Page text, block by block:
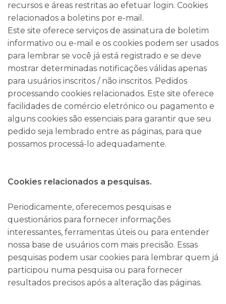
recursos e áreas restritas ao efetuar login. Cookies
relacionados a boletins por e-mail.
Este site oferece serviços de assinatura de boletim
informativo ou e-mail e os cookies podem ser usados
para lembrar se você já está registrado e se deve
mostrar determinadas notificações válidas apenas
para usuários inscritos / não inscritos. Pedidos
processando cookies relacionados. Este site oferece
facilidades de comércio eletrónico ou pagamento e
alguns cookies são essenciais para garantir que seu
pedido seja lembrado entre as páginas, para que
possamos processá-lo adequadamente.
Cookies relacionados a pesquisas.
Periodicamente, oferecemos pesquisas e
questionários para fornecer informações
interessantes, ferramentas úteis ou para entender
nossa base de usuários com mais precisão. Essas
pesquisas podem usar cookies para lembrar quem já
participou numa pesquisa ou para fornecer
resultados precisos após a alteração das páginas.